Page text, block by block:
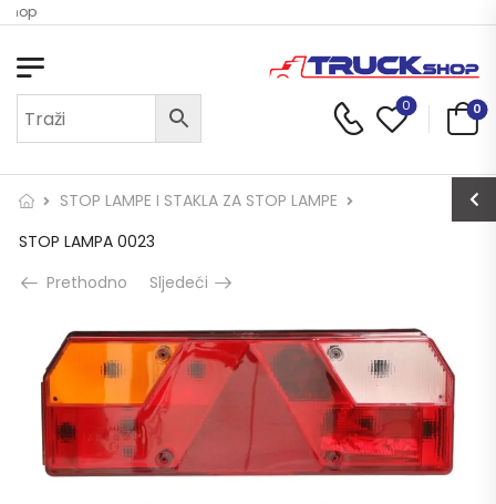
0 0
STOP LAMPE I STAKLA ZA STOP LAMPE
STOP LAMPA 0023
Prethodno
Sljedeći